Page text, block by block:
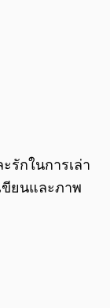
รักในการเล่า
ขียนและภาพ